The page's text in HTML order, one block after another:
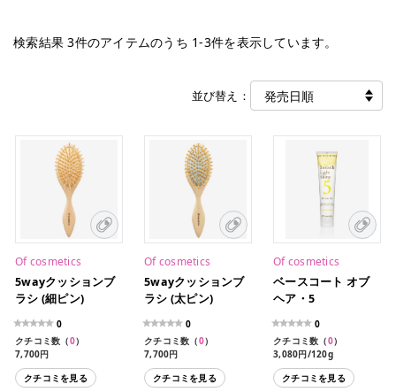
検索結果3件のアイテムのうち 1-3件を表示しています。
並び替え：
Of cosmetics
5wayクッションブ
ラシ (細ピン)
0
クチコミ数（0）
7,700円
クチコミを見る
Of cosmetics
5wayクッションブ
ラシ (太ピン)
0
クチコミ数（0）
7,700円
クチコミを見る
Of cosmetics
ベースコート オブ
ヘア・5
0
クチコミ数（0）
3,080円/120g
1,210円/35g（ミニサイ
ズ）クチコミを見る